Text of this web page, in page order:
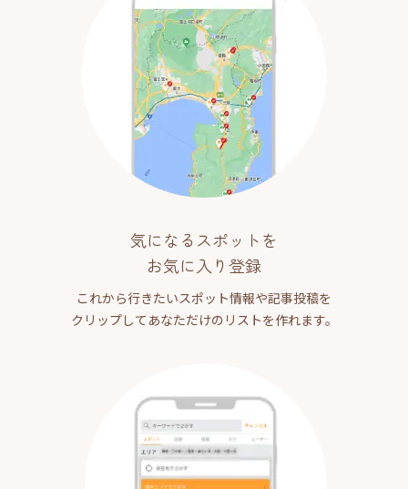
気になるスポットを
お気に入り登録
これから行きたいスポット情報や記事投稿を
クリップしてあなただけのリストを作れます。